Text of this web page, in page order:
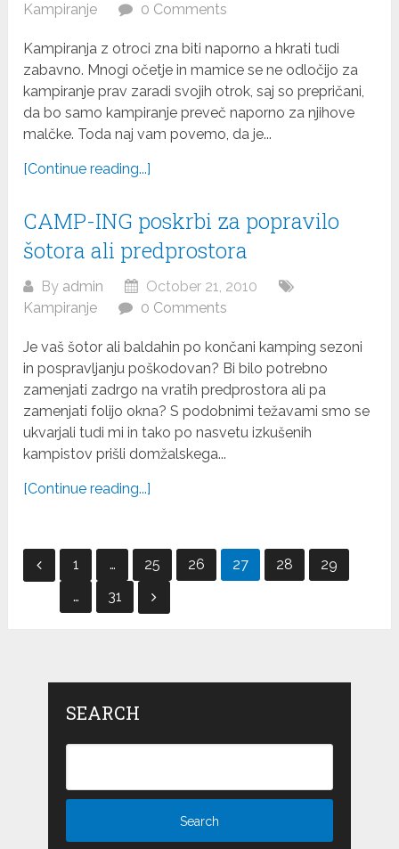
Kampiranje
0 Comments
Kampiranja z otroci zna biti naporno a hkrati tudi
zabavno. Mnogi očetje in mamice se ne odločijo za
kampiranje prav zaradi svojih otrok, saj so prepričani,
da bo samo kampiranje preveč naporno za njihove
malčke. Toda naj vam povemo, da je...
[Continue reading...]
CAMP-ING poskrbi za popravilo
šotora ali predprostora
By admin
October 21, 2010
Kampiranje
0 Comments
Je vaš šotor ali baldahin po končani kamping sezoni
in pospravljanju poškodovan? Bi bilo potrebno
zamenjati zadrgo na vratih predprostora ali pa
zamenjati folijo okna? S podobnimi težavami smo se
ukvarjali tudi mi in tako po nasvetu izkušenih
kampistov prišli domžalskega...
[Continue reading...]
Posts
navigation
1 … 25 26 27 28
29
…
31
SEARCH